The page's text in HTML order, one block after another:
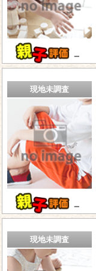
－
現地未調査
－
現地未調査